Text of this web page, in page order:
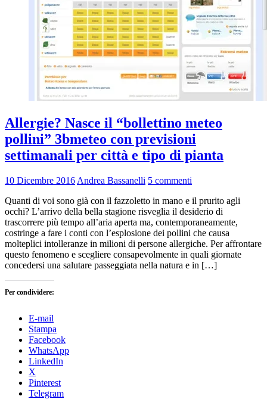
Allergie? Nasce il “bollettino meteo
pollini” 3bmeteo con previsioni
settimanali per città e tipo di pianta
10 Dicembre 2016 Andrea Bassanelli 5 commenti
Quanti di voi sono già con il fazzoletto in mano e il prurito agli
occhi? L’arrivo della bella stagione risveglia il desiderio di
trascorrere più tempo all’aria aperta ma, contemporaneamente,
costringe a fare i conti con l’esplosione dei pollini che causa
molteplici intolleranze in milioni di persone allergiche. Per affrontare
questo fenomeno e scegliere consapevolmente in quali giornate
concedersi una salutare passeggiata nella natura e in […]
Per condividere:
E-mail
Stampa
Facebook
WhatsApp
LinkedIn
X
Pinterest
Telegram